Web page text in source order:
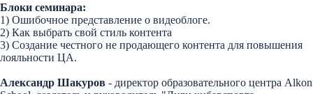
Блоки семинара:
1) Ошибочное представление о видеоблоге.
2) Как выбрать свой стиль контента
3) Создание честного не продающего контента для повышения
лояльности ЦА.
Александр Шакуров - директор образовательного центра Alkon